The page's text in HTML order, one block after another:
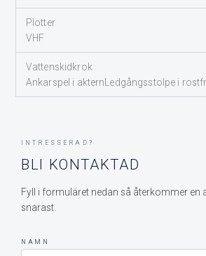
Plotter
VHF
Vattenskidkrok
Ankarspel i akternLedgångsstolpe i
INTRESSERAD?
BLI KONTAKTAD
Fyll i formuläret nedan så återkommer en
snarast.
NAMN